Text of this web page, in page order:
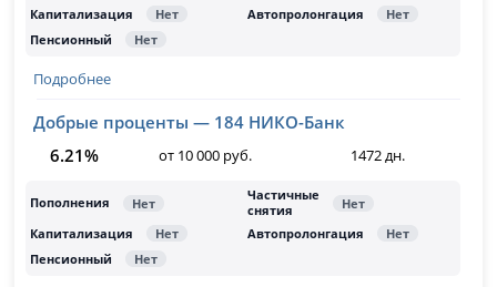
Подробнее
Добрые проценты — 184 НИКО-Банк
6.21%
от 10 000 руб. 1472 дн.